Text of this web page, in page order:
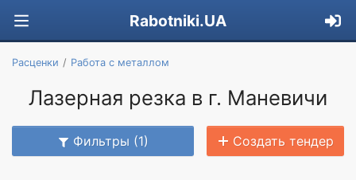
Rabotniki.UA
Расценки Работа с металлом
Лазерная резка в г. Маневичи
Фильтры (1) Создать тендер